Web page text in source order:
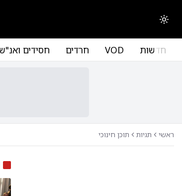
החלפת מצב תצוגה
חדשות VOD חרדים חסידים ואנ"ש
ראשי תגיות תוכן חינוכי